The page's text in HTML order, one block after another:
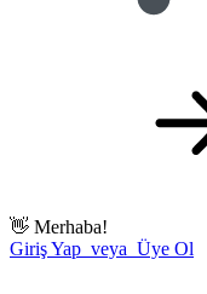
👋 Merhaba!
Giriş Yap veya Üye Ol